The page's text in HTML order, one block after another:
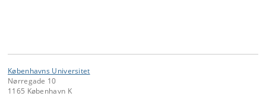
Københavns Universitet
Nørregade 10
1165 København K